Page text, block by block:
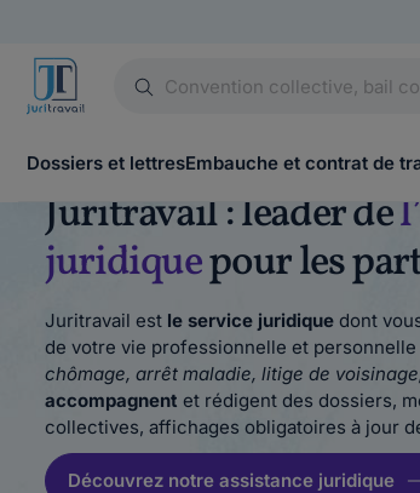
Dossiers et lettresEmbauche et contrat de
Juritravail : leader de
juridiquepour les
Juritravail est le service juridique dont
de votre vie professionnelle et personnelle
chômage, arrêt maladie, litige de
accompagnent et rédigent des dossiers,
collectives, affichages obligatoires à jour
Découvrez notre assistance juridique